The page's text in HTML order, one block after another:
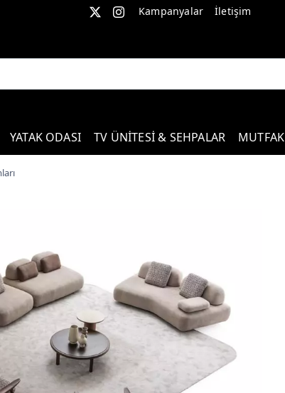
Kampanyalar İletişim
YATAK ODASI TV ÜNİTESİ & SEHPALAR MUTFAK